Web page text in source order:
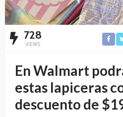
728
VIEWS
En Walmart
estas lapiceras
descuento de